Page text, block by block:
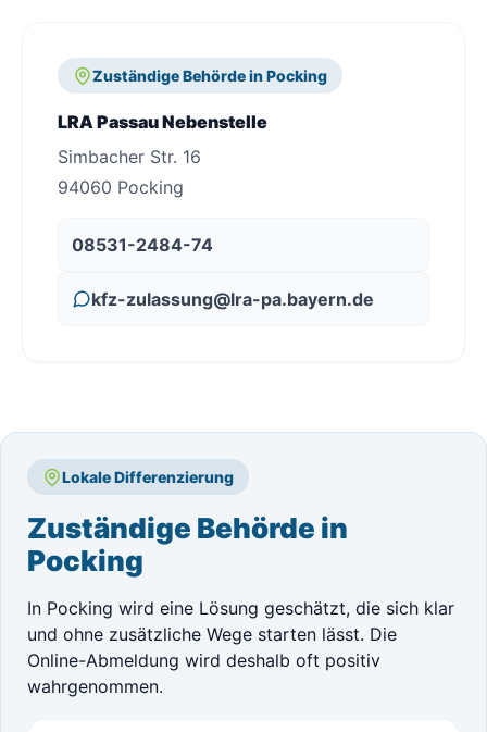
Zuständige Behörde in Pocking
LRA Passau Nebenstelle
Simbacher Str. 16
94060 Pocking
08531-2484-74
kfz-zulassung@lra-pa.bayern.de
Lokale Differenzierung
Zuständige Behörde in
Pocking
In Pocking wird eine Lösung geschätzt, die sich klar
und ohne zusätzliche Wege starten lässt. Die
Online-Abmeldung wird deshalb oft positiv
wahrgenommen.